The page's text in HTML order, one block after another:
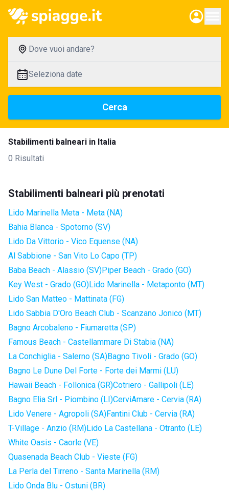
Dove vuoi andare?
Seleziona date
Cerca
Stabilimenti balneari in Italia
0 Risultati
Stabilimenti balneari più prenotati
Lido Marinella Meta - Meta (NA)
Bahia Blanca - Spotorno (SV)
Lido Da Vittorio - Vico Equense (NA)
Al Sabbione - San Vito Lo Capo (TP)
Baba Beach - Alassio (SV)Piper Beach - Grado (GO)
Key West - Grado (GO)Lido Marinella - Metaponto (MT)
Lido San Matteo - Mattinata (FG)
Lido Sabbia D'Oro Beach Club - Scanzano Jonico (MT)
Bagno Arcobaleno - Fiumaretta (SP)
Famous Beach - Castellammare Di Stabia (NA)
La Conchiglia - Salerno (SA)Bagno Tivoli - Grado (GO)
Bagno Le Dune Del Forte - Forte dei Marmi (LU)
Hawaii Beach - Follonica (GR)Cotriero - Gallipoli (LE)
Bagno Elia Srl - Piombino (LI)CerviAmare - Cervia (RA)
Lido Venere - Agropoli (SA)Fantini Club - Cervia (RA)
T-Village - Anzio (RM)Lido La Castellana - Otranto (LE)
White Oasis - Caorle (VE)
Quasenada Beach Club - Vieste (FG)
La Perla del Tirreno - Santa Marinella (RM)
Lido Onda Blu - Ostuni (BR)